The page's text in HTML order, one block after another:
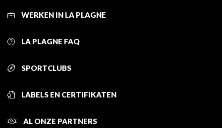
WERKEN IN LA PLAGNE
LA PLAGNE FAQ
SPORTCLUBS
LABELS EN CERTIFIKATEN
AL ONZE PARTNERS